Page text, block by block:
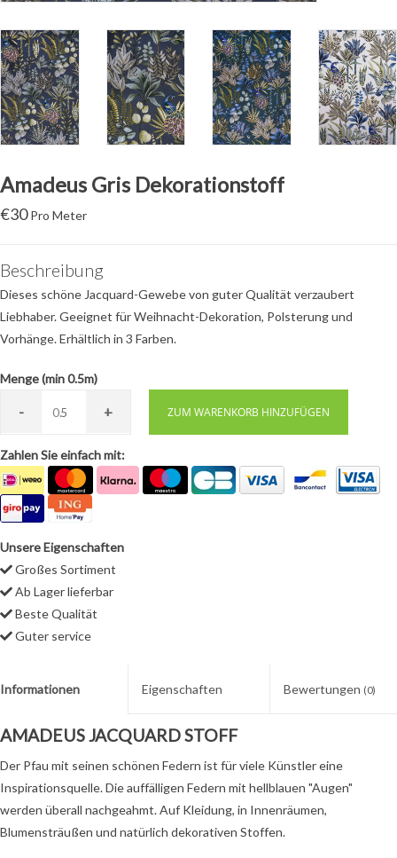
Amadeus Gris Dekorationstoff
€30Pro Meter
Beschreibung
Dieses schöne Jacquard-Gewebe von guter Qualität verzaubert
Liebhaber. Geeignet für Weihnacht-Dekoration, Polsterung und
Vorhänge. Erhältlich in 3 Farben.
Menge (min 0.5m)
- 0. + ZUM WARENKORB HINZUFÜGEN
Zahlen Sie einfach mit:
Unsere Eigenschaften
Großes Sortiment
Ab Lager lieferbar
Beste Qualität
Guter service
Informationen Eigenschaften Bewertungen (0)
AMADEUS JACQUARD STOFF
Der Pfau mit seinen schönen Federn ist für viele Künstler eine
Inspirationsquelle. Die auffälligen Federn mit hellblauen "Augen"
werden überall nachgeahmt. Auf Kleidung, in Innenräumen,
Blumensträußen und natürlich dekorativen Stoffen.